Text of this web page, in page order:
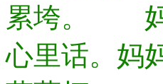
累垮。 妈
心里话。妈